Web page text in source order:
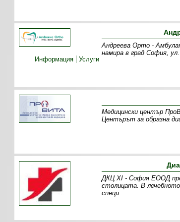
Андреева Орто -
намира в град София,
Информация
Услуги
Медицински център
Центърът за образна
ДКЦ XI - София ЕООД
столицата. В
специ